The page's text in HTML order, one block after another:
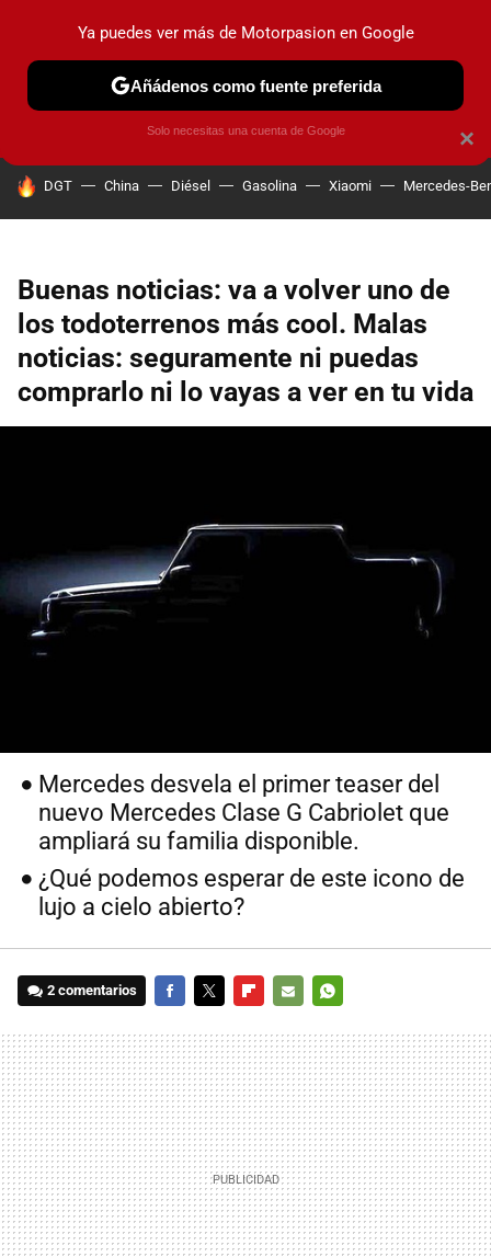
PRUEBAS COCHES ELÉCTRICOS OBSERVATORIO
HOY SE HABLA DE
DGT China Diésel Gasolina Xiaomi Mercedes-
Buenas noticias: va a volver uno de
los todoterrenos más cool. Malas
noticias: seguramente ni puedas
comprarlo ni lo vayas a ver en tu vida
Mercedes desvela el primer teaser del
nuevo Mercedes Clase G Cabriolet que
ampliará su familia disponible.
¿Qué podemos esperar de este icono de
lujo a cielo abierto?
2 comentarios
MAIL
×
Ya puedes ver más de Motorpasion en Google
Añádenos como fuente preferida
Solo necesitas una cuenta de Google